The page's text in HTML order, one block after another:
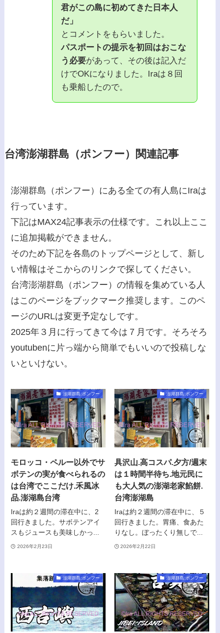
君がこの島に初めてきた日本人
だ」
とコメントをもらいました。
パスポートの提示を初回はおこな
う必要があって、その後は記入だ
けでOKになりました。Iraは８回
も乗船したので。
台湾澎湖群島（ポンフー）関連記事
澎湖群島（ポンフー）にある全ての有人島にIraは
行っています。
下記はMAX24記事表示の仕様です。これ以上ここ
に追加掲載ができません。
そのため下記を各島のトップページとして、新し
い情報はそこからのリンクで探してください。
台湾澎湖群島（ポンフー）の情報を集めている人
はこのページをブックマーク推奨します。このペ
ージのURLは変更予定なしです。
2025年３月に行ってきて今は７月です。そろそろ
youtubenに片っ端から簡単でもいいので投稿しな
いといけない。
澎湖群島:ポンフー
モロッコ・ペルー以外でサ
ボテンの実が食べられるの
は台湾でここだけ.禾風冰
品.澎湖島台湾
Iraは約２週間の滞在中に、2
回行きました。サボテンアイ
スもジュースも美味しかっ...
2026年2月23日
澎湖群島:ポンフー
具沢山.高コスパ.夕方/週末
は１時間半待ち.地元民に
も大人気の澎湖老家餡餅.
台湾澎湖島
Iraは約２週間の滞在中に、５
回行きました。胃痛、食あた
りなし。ぼったくり無しで...
2026年2月22日
澎湖群島:ポンフー 澎湖群島:ポンフー